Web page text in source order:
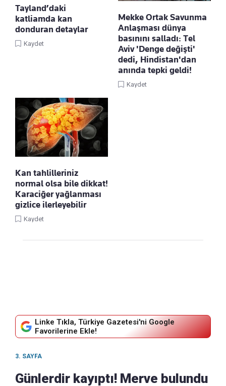
Tayland’daki
katliamda kan
donduran detaylar
Kaydet
Mekke Ortak Savunma
Anlaşması dünya
basınını salladı: Tel
Aviv 'Denge değişti'
dedi, Hindistan'dan
anında tepki geldi!
Kaydet
Kan tahlilleriniz
normal olsa bile dikkat!
Karaciğer yağlanması
gizlice ilerleyebilir
Kaydet
Linke Tıkla, Türkiye Gazetesi'ni Google
Favorilerine Ekle!
3. SAYFA
Günlerdir kayıptı! Merve bulundu